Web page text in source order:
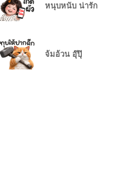
หนุบหนับ น่ารัก
จ้มอ้วน อุ๊ปุ๊